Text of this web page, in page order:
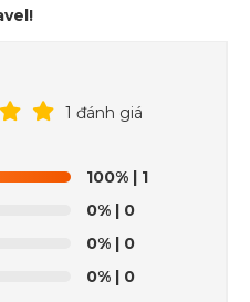
1 đánh giá
100% | 1
0% | 0
0% | 0
0% | 0